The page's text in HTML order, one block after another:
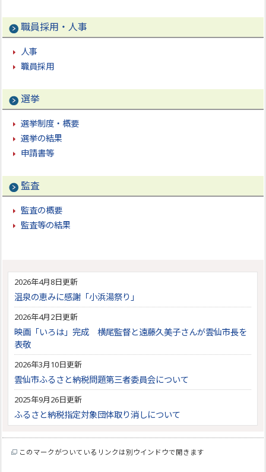
職員採用・人事
人事
職員採用
選挙
選挙制度・概要
選挙の結果
申請書等
監査
監査の概要
監査等の結果
2026年4月8日更新
温泉の恵みに感謝「小浜湯祭り」
2026年4月2日更新
映画「いろは」完成 横尾監督と遠藤久美子さんが雲仙市長を
表敬
2026年3月10日更新
雲仙市ふるさと納税問題第三者委員会について
2025年9月26日更新
ふるさと納税指定対象団体取り消しについて
このマークがついているリンクは別ウインドウで開きます